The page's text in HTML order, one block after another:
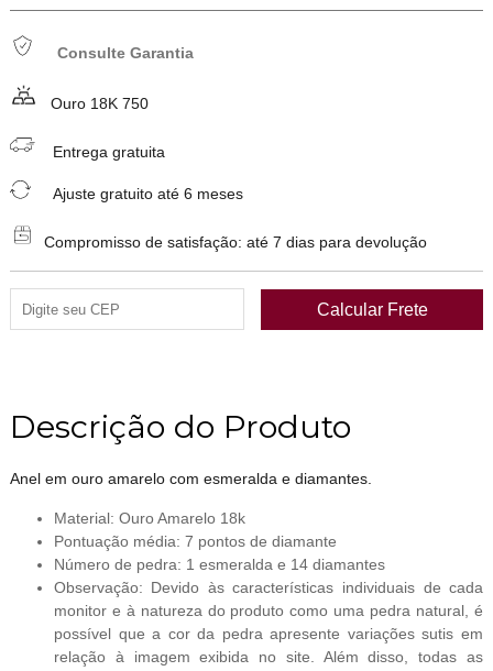
Consulte Garantia
Ouro 18K 750
Entrega gratuita
Ajuste gratuito até 6 meses
Compromisso de satisfação: até 7 dias para devolução
Descrição do Produto
Anel em ouro amarelo com esmeralda e diamantes.
Material: Ouro Amarelo 18k
Pontuação média: 7 pontos de diamante
Número de pedra: 1 esmeralda e 14 diamantes
Observação: Devido às características individuais de cada
monitor e à natureza do produto como uma pedra natural, é
possível que a cor da pedra apresente variações sutis em
relação à imagem exibida no site. Além disso, todas as